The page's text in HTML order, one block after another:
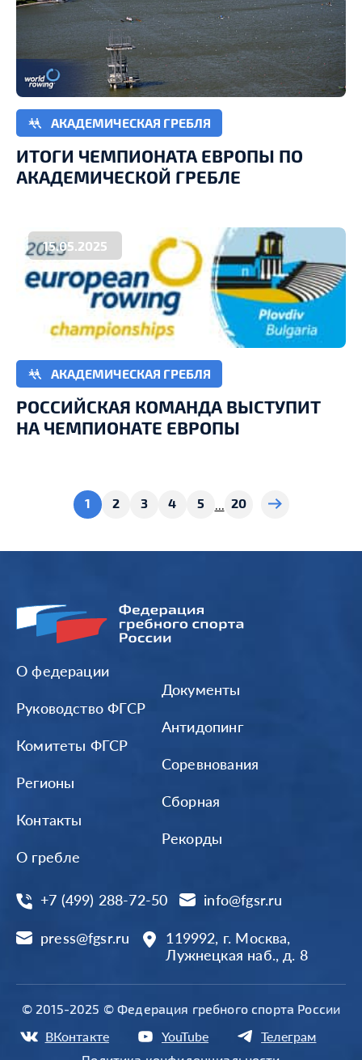
АКАДЕМИЧЕСКАЯ ГРЕБЛЯ
ИТОГИ ЧЕМПИОНАТА ЕВРОПЫ ПО
АКАДЕМИЧЕСКОЙ ГРЕБЛЕ
15.05.2025
АКАДЕМИЧЕСКАЯ ГРЕБЛЯ
РОССИЙСКАЯ КОМАНДА ВЫСТУПИТ
НА ЧЕМПИОНАТЕ ЕВРОПЫ
1 2 3 4 5 20
О федерации
Руководство ФГСР
Комитеты ФГСР
Регионы
Контакты
О гребле
Документы
Антидопинг
Соревнования
Сборная
Рекорды
+7 (499) 288-72-50 info@fgsr.ru
press@fgsr.ru
119992, г. Москва,
Лужнецкая наб., д. 8
© 2015-2025 © Федерация гребного спорта России
ВКонтакте YouTube Телеграм